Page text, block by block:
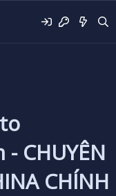
CHUYÊN
CHÍNH